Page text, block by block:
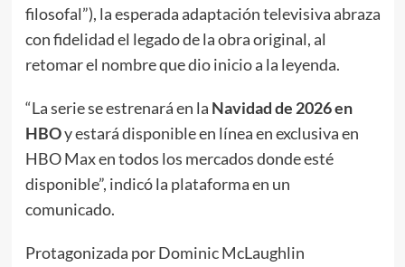
filosofal”), la esperada adaptación televisiva abraza
con fidelidad el legado de la obra original, al
retomar el nombre que dio inicio a la leyenda.
“La serie se estrenará en la Navidad de 2026 en
HBOy estará disponible en línea en exclusiva en
HBO Max en todos los mercados donde esté
disponible”, indicó la plataforma en un
comunicado.
Protagonizada por Dominic McLaughlin